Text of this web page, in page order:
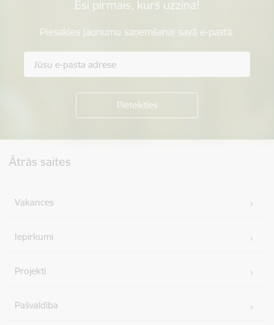
Esi pirmais, kurš uzzina!
Piesakies jaunumu saņemšanai savā e-pastā.
Ātrās saites
Vakances
Iepirkumi
Projekti
Pašvaldība